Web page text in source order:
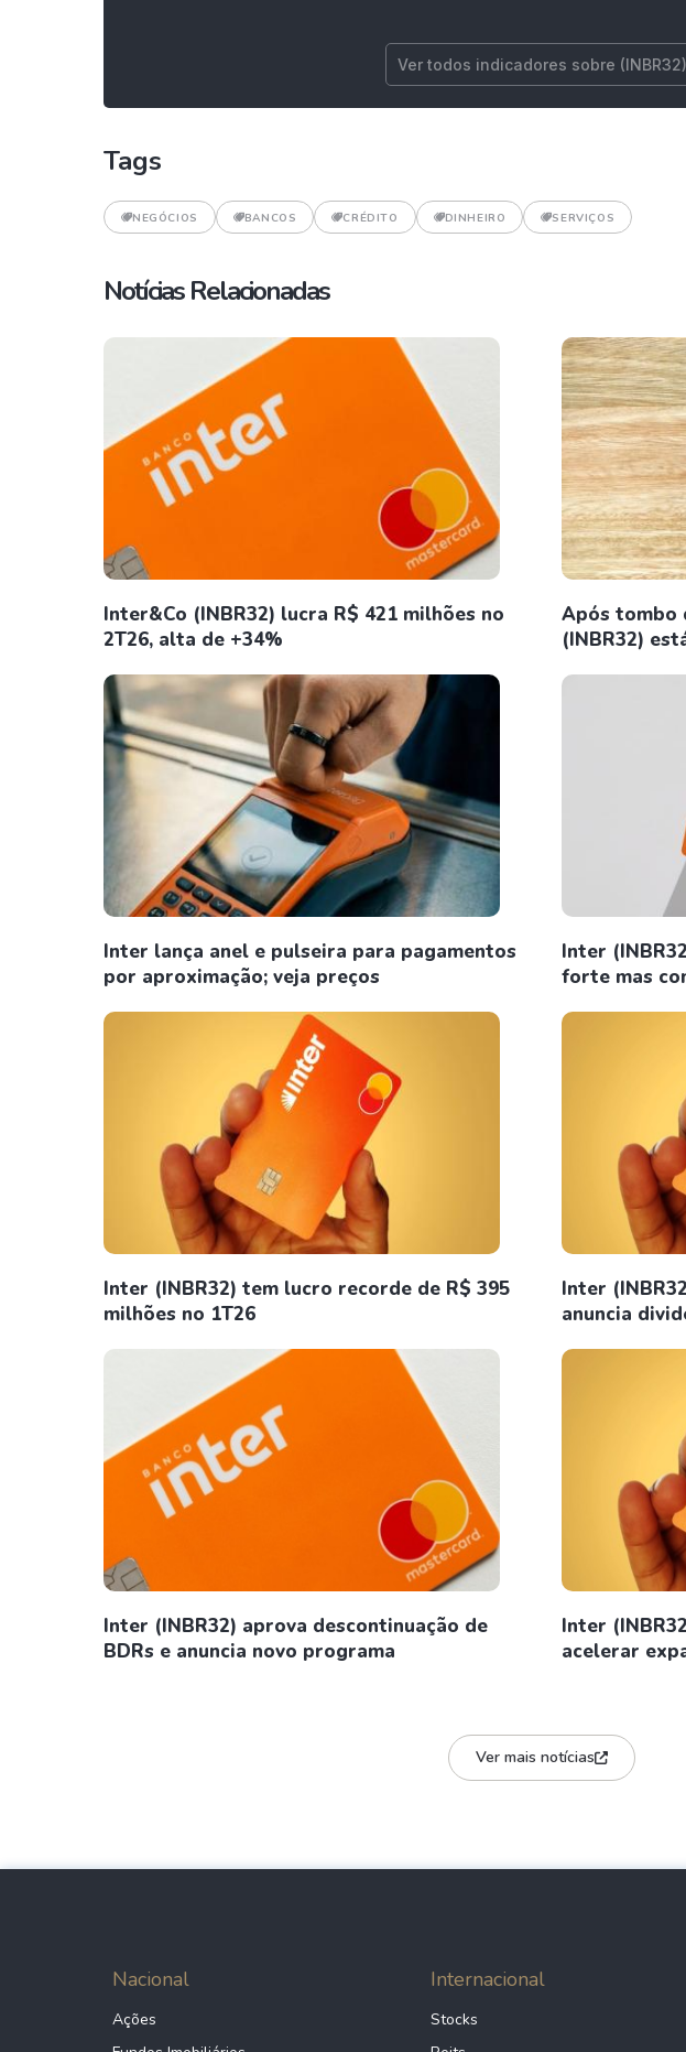
Ver todos indicadores sobre (INBR32)
Tags
NEGÓCIOS BANCOS CRÉDITO DINHEIRO SERVIÇOS
Notícias Relacionadas
Inter&Co (INBR32) lucra R$ 421 milhões no
2T26, alta de +34%
Após tombo
(INBR32)
Inter lança anel e pulseira para pagamentos
por aproximação; veja preços
Inter
forte mas
Inter (INBR32) tem lucro recorde de R$ 395
milhões no 1T26
Inter
anuncia
Inter (INBR32) aprova descontinuação de
BDRs e anuncia novo programa
Inter
acelerar
Ver mais notícias
Nacional
Ações
Internacional
Stocks